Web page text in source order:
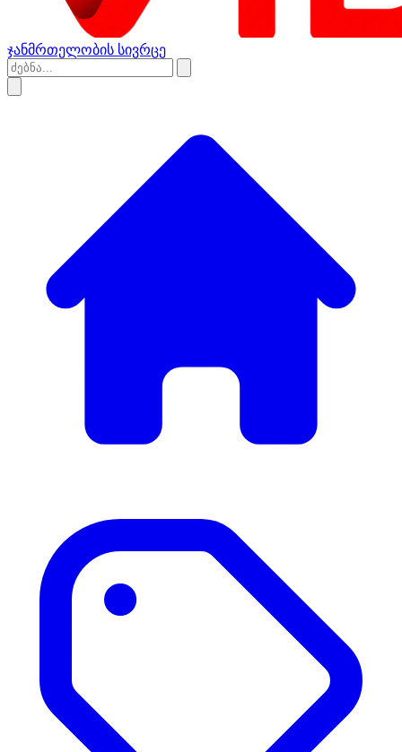
ჯანმრთელობის სივრცე